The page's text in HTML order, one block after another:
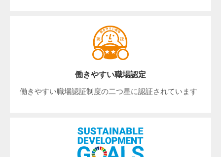
働きやすい職場認定
働きやすい職場認証制度の二つ星に認証されています